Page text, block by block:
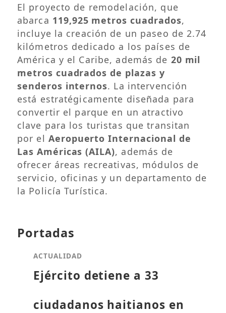
El proyecto de remodelación, que
abarca 119,925 metros cuadrados,
incluye la creación de un paseo de 2.74
kilómetros dedicado a los países de
América y el Caribe, además de 20 mil
metros cuadrados de plazas y
senderos internos. La intervención
está estratégicamente diseñada para
convertir el parque en un atractivo
clave para los turistas que transitan
por el Aeropuerto Internacional de
Las Américas (AILA), además de
ofrecer áreas recreativas, módulos de
servicio, oficinas y un departamento de
la Policía Turística.
Portadas
ACTUALIDAD
Ejército detiene a 33
ciudadanos haitianos en